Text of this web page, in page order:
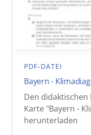
PDF-DATEI
Bayern -
Den
Karte "Bayern -
herunterladen